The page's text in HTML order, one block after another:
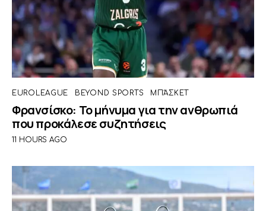
EUROLEAGUE BEYOND SPORTS ΜΠΆΣΚΕΤ
Φρανσίσκο: Το μήνυμα για την ανθρωπιά
που προκάλεσε συζητήσεις
11 HOURS AGO